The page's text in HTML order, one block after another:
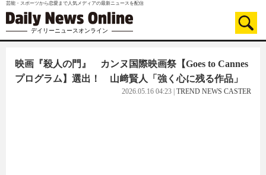
芸能・スポーツから恋愛まで人気メディアの最新ニュースを配信
デイリーニュースオンライン
映画『殺人の門』 カンヌ国際映画祭【Goes to Cannes
プログラム】選出！ 山﨑賢人「強く心に残る作品」
2026.05.16 04:23 TREND NEWS CASTER